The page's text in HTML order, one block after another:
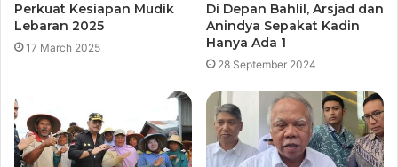
Perkuat Kesiapan Mudik
Lebaran 2025
17 March 2025
Di Depan Bahlil, Arsjad dan
Anindya Sepakat Kadin
Hanya Ada 1
28 September 2024